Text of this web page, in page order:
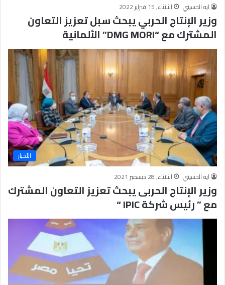
ايه الحسيني
الثلاثاء, 15 فبراير 2022
وزير الإنتاج الحربي يبحث سبل تعزيز التعاون
المشترك مع “DMG MORI” الألمانية
الأخبار
ايه الحسيني
الثلاثاء, 28 ديسمبر 2021
وزير الإنتاج الحربى يبحث تعزيز التعاون المشترك
مع ” رئيس شركة IPIC “